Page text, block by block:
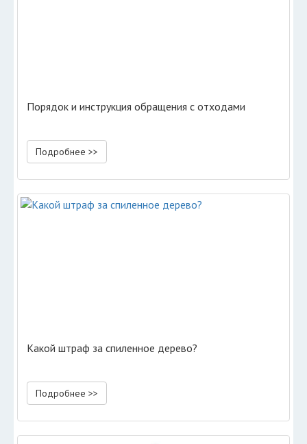
Порядок и инструкция обращения с отходами
Подробнее >>
Какой штраф за спиленное дерево?
Подробнее >>